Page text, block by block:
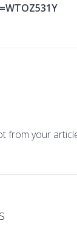
from your